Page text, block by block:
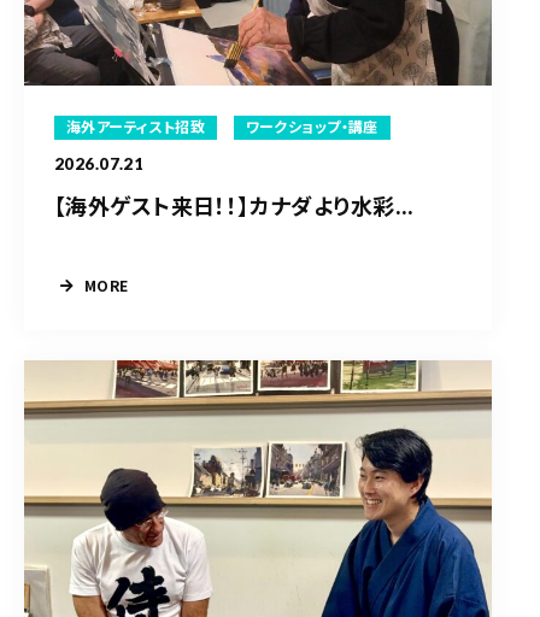
海外アーティスト招致 ワークショップ・講座
2026.07.21
【海外ゲスト来日！！】カナダより水彩...
MORE